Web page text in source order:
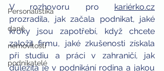
Personalistika
daně
nemovitosti
podnikatelé
V rozhovoru pro kariérko.cz
prozradila, jak začala podnikat, jaké
kroky jsou zapotřebí, když chcete
založit firmu, jaké zkušenosti získala
při studiu a práci v zahraničí, jak
důležitá je v podnikání rodina a jakou